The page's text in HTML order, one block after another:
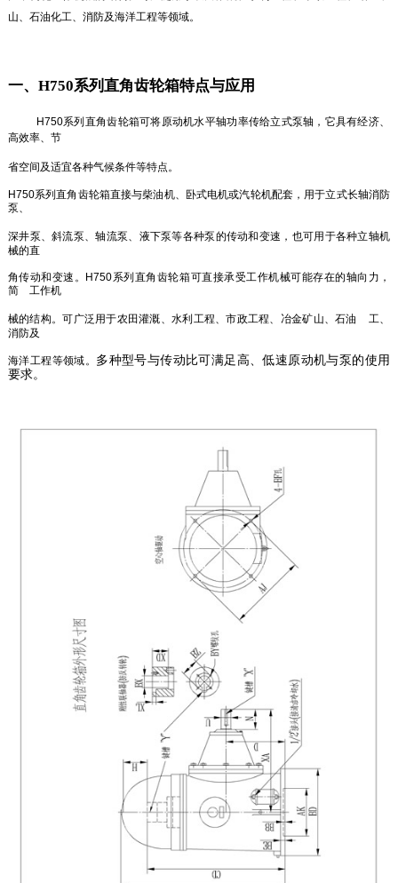
山、石油化工、消防及海洋工程等领域。
一、 H750系列直角齿轮箱特点与应用
H750系列直角齿轮箱可将原动机水平轴功率传给立式泵轴，它具有经济、
高效率、节
省空间及适宜各种气候条件等特点。
H750系列直角齿轮箱直接与柴油机、卧式电机或汽轮机配套，用于立式长轴消防
泵、
深井泵、斜流泵、轴流泵、液下泵等各种泵的传动和变速，也可用于各种立轴机
械的直
角传动和变速。 H750系列直角齿轮箱可直接承受工作机械可能存在的轴向力，
简
工作机
械的结构。可广泛用于农田灌溉、水利工程、市政工程、冶金矿山、石油
工、
消防及
海洋工程等领域。 多种型号与传动比可满足高、低速原动机与泵的使用
要求。